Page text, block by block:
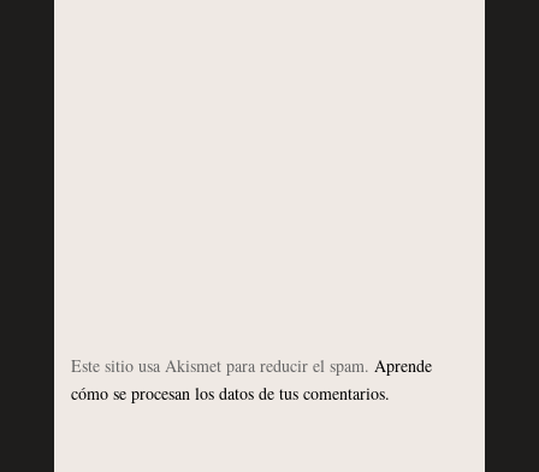
Este sitio usa Akismet para reducir el spam. Aprende
cómo se procesan los datos de tus comentarios.